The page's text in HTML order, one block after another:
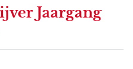
Jaargang